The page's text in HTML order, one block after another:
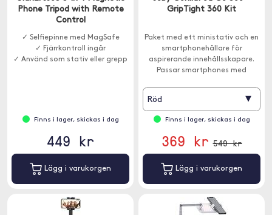
Phone Tripod with Remote
Control
✓ Selfiepinne med MagSafe
✓ Fjärrkontroll ingår
✓ Använd som stativ eller grepp
Finns i lager, skickas i dag
449 kr
Lägg i varukorgen
GripTight 360 Kit
Paket med ett ministativ och en
smartphonehållare för
aspirerande innehållsskapare.
Passar smartphones med
Röd ▾
Finns i lager, skickas i dag
369 kr 549 kr
Lägg i varukorgen